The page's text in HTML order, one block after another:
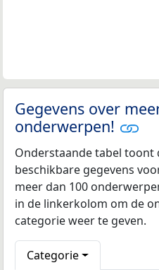
Gegevens over
onderwerpen!
Onderstaande tabel toont
beschikbare gegevens
meer dan 100
in de linkerkolom om de
categorie weer te geven.
Categorie